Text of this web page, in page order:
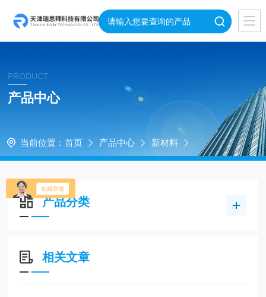
PRODUCT
产品中心
当前位置： 首页 产品中心 新材料
产品分类
相关文章